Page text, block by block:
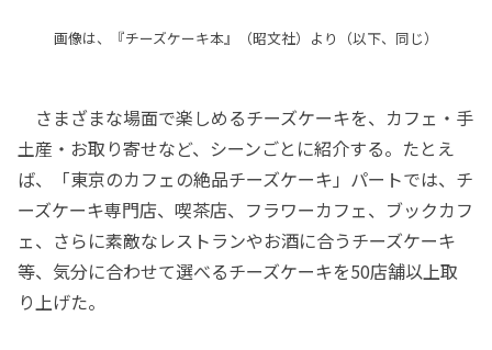
画像は、『チーズケーキ本』（昭文社）より（以下、同じ）
さまざまな場面で楽しめるチーズケーキを、カフェ・手
土産・お取り寄せなど、シーンごとに紹介する。たとえ
ば、「東京のカフェの絶品チーズケーキ」パートでは、チ
ーズケーキ専門店、喫茶店、フラワーカフェ、ブックカフ
ェ、さらに素敵なレストランやお酒に合うチーズケーキ
等、気分に合わせて選べるチーズケーキを50店舗以上取
り上げた。